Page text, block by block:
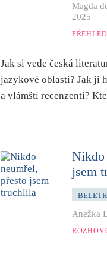
Magda
2025
PŘEHLED
Jak si vede česká
jazykové oblasti? Jak ji
a vlámští recenzenti?
Nikdo
jsem
Anežka